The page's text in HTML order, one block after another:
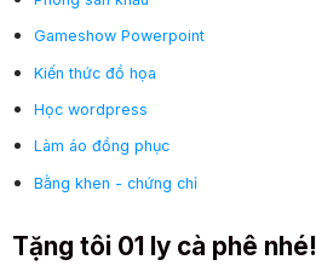
Gameshow Powerpoint
Kiến thức đồ họa
Học wordpress
Làm áo đồng phục
Bằng khen - chứng chỉ
Tặng tôi 01 ly cà phê nhé!